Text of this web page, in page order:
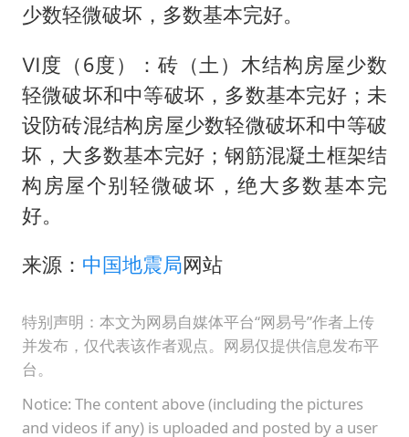
少数轻微破坏，多数基本完好。
Ⅵ度（6度）：砖（土）木结构房屋少数
轻微破坏和中等破坏，多数基本完好；未
设防砖混结构房屋少数轻微破坏和中等破
坏，大多数基本完好；钢筋混凝土框架结
构房屋个别轻微破坏，绝大多数基本完
好。
来源： 中国地震局网站
特别声明：本文为网易自媒体平台“网易号”作者上传
并发布，仅代表该作者观点。网易仅提供信息发布平
台。
Notice: The content above (including the pictures
and videos if any) is uploaded and posted by a user